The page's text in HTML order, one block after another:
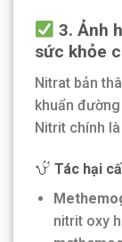
3. Ảnh
sức khỏe
Nitrat bản
khuẩn
Nitrit chính
Tác hại
nitrit oxy